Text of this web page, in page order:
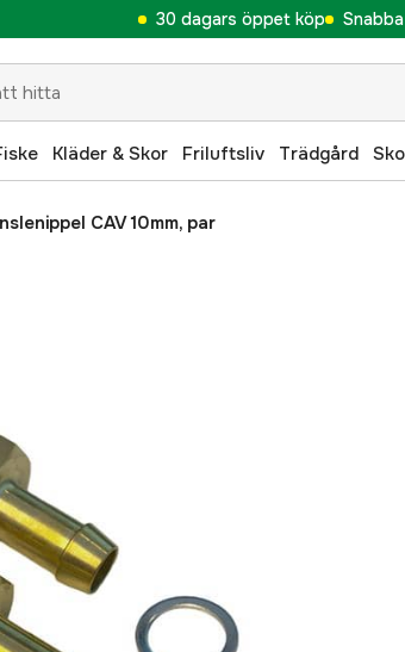
30 dagars öppet köp
Kläder & Skor Friluftsliv Trädgård
CAV 10mm, par